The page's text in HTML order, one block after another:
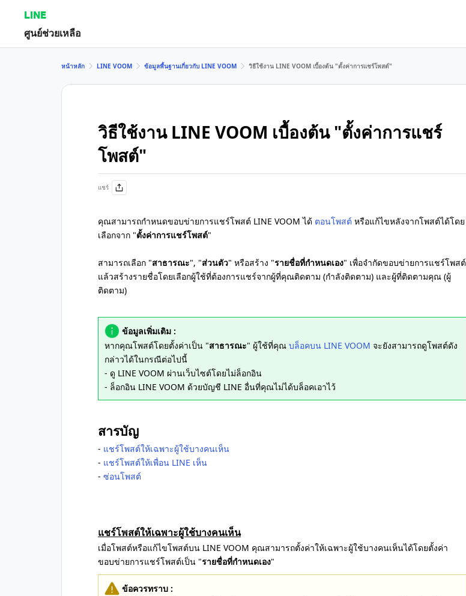
LINE
ศูนย์ช่วยเหลือ
หน้าหลัก LINE VOOM ข้อมูลพื้นฐานเกี่ยวกับ LINE VOOM วิธีใช้งาน LINE VOOM เบื้องต้น "ตั้งค่าการแชร์โพสต์"
วิธีใช้งาน LINE VOOM เบื้องต้น "ตั้งค่าการแชร์
โพสต์"
แชร์
คุณสามารถกำหนดขอบข่ายการแชร์โพสต์ LINE VOOM ได้ ตอนโพสต์ หรือแก้ไขหลังจากโพสต์ได้โดย
เลือกจาก "ตั้งค่าการแชร์โพสต์"
สามารถเลือก "สาธารณะ", "ส่วนตัว" หรือสร้าง "รายชื่อที่กำหนดเอง" เพื่อจำกัดขอบข่ายการแชร์โพสต์
แล้วสร้างรายชื่อโดยเลือกผู้ใช้ที่ต้องการแชร์จากผู้ที่คุณติดตาม (กำลังติดตาม) และผู้ที่ติดตามคุณ (ผู้
ติดตาม)
ข้อมูลเพิ่มเติม :
หากคุณโพสต์โดยตั้งค่าเป็น "สาธารณะ" ผู้ใช้ที่คุณ บล็อคบน LINE VOOM จะยังสามารถดูโพสต์ดัง
กล่าวได้ในกรณีต่อไปนี้
- ดู LINE VOOM ผ่านเว็บไซต์โดยไม่ล็อกอิน
- ล็อกอิน LINE VOOM ด้วยบัญชี LINE อื่นที่คุณไม่ได้บล็อคเอาไว้
สารบัญ
- แชร์โพสต์ให้เฉพาะผู้ใช้บางคนเห็น
- แชร์โพสต์ให้เพื่อน LINE เห็น
- ซ่อนโพสต์
แชร์โพสต์ให้เฉพาะผู้ใช้บางคนเห็น
เมื่อโพสต์หรือแก้ไขโพสต์บน LINE VOOM คุณสามารถตั้งค่าให้เฉพาะผู้ใช้บางคนเห็นได้โดยตั้งค่า
ขอบข่ายการแชร์โพสต์เป็น "รายชื่อที่กำหนดเอง"
ข้อควรทราบ :